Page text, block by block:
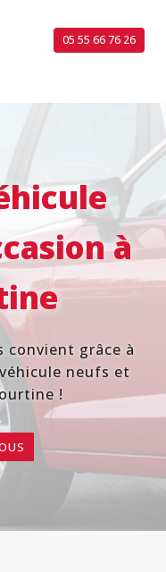
05 55 66 76 26
à
convient grâce à
neufs et
!